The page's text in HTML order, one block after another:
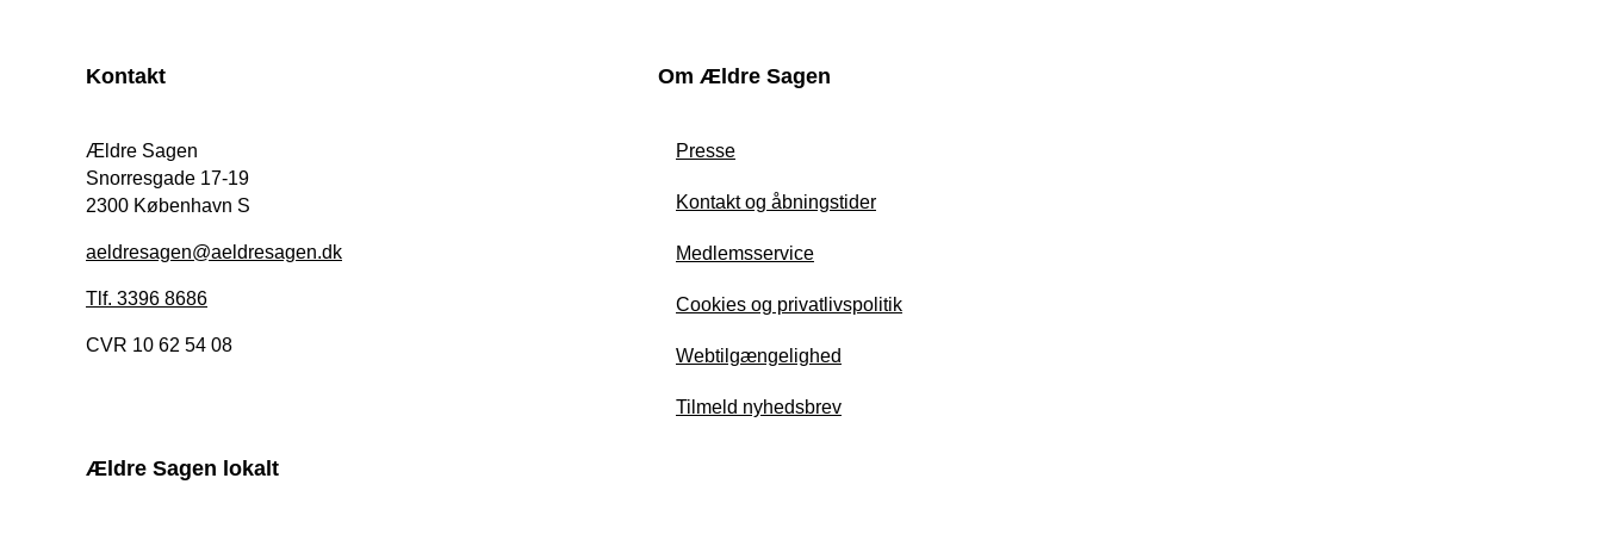
Kontakt
Ældre Sagen
Snorresgade 17-19
2300 København S
aeldresagen@aeldresagen.dk
Tlf. 3396 8686
CVR 10 62 54 08
Om Ældre Sagen
Presse
Kontakt og åbningstider
Medlemsservice
Cookies og privatlivspolitik
Webtilgængelighed
Tilmeld nyhedsbrev
Ældre Sagen lokalt